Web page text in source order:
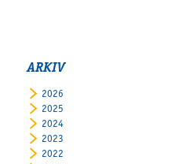
ARKIV
2026
2025
2024
2023
2022